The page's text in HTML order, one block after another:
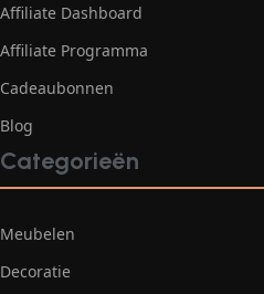
Affiliate Dashboard
Affiliate Programma
Cadeaubonnen
Blog
Categorieën
Meubelen
Decoratie